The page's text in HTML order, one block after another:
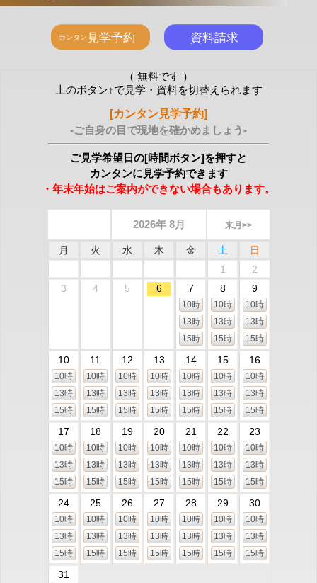
（ 無料です ）
上のボタン↑で見学・資料を切替えられます
[カンタン見学予約]
-ご自身の目で現地を確かめましょう-
ご見学希望日の[時間ボタン]を押すと
カンタンに見学予約できます
・年末年始はご案内ができない場合もあります。
2026年 8月 来月>>
月 火 水 木 金 土
日
1
2
3
4 5 6 7
10時
13時
15時
8
10時
13時
15時
9
10時
13時
15時
10
10時
13時
15時
11
10時
13時
15時
12
10時
13時
15時
13
10時
13時
15時
14
10時
13時
15時
15
10時
13時
15時
16
10時
13時
15時
17
10時
13時
15時
18
10時
13時
15時
19
10時
13時
15時
20
10時
13時
15時
21
10時
13時
15時
22
10時
13時
15時
23
10時
13時
15時
24
10時
13時
15時
25
10時
13時
15時
26
10時
13時
15時
27
10時
13時
15時
28
10時
13時
15時
29
10時
13時
15時
30
10時
13時
15時
31